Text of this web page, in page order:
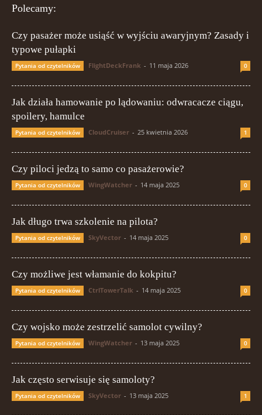
Polecamy:
Czy pasażer może usiąść w wyjściu awaryjnym? Zasady i
typowe pułapki
Pytania od czytelników FlightDeckFrank - 11 maja 2026 0
Jak działa hamowanie po lądowaniu: odwracacze ciągu,
spoilery, hamulce
Pytania od czytelników CloudCruiser - 25 kwietnia 2026 1
Czy piloci jedzą to samo co pasażerowie?
Pytania od czytelników WingWatcher - 14 maja 2025 0
Jak długo trwa szkolenie na pilota?
Pytania od czytelników SkyVector - 14 maja 2025 0
Czy możliwe jest włamanie do kokpitu?
Pytania od czytelników CtrlTowerTalk - 14 maja 2025 0
Czy wojsko może zestrzelić samolot cywilny?
Pytania od czytelników WingWatcher - 13 maja 2025 0
Jak często serwisuje się samoloty?
Pytania od czytelników SkyVector - 13 maja 2025 1